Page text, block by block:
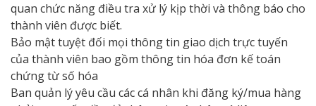
quan chức năng điều tra xử lý kịp thời và thông báo cho
thành viên được biết.
Bảo mật tuyệt đối mọi thông tin giao dịch trực tuyến
của thành viên bao gồm thông tin hóa đơn kế toán
chứng từ số hóa
Ban quản lý yêu cầu các cá nhân khi đăng ký/mua hàng